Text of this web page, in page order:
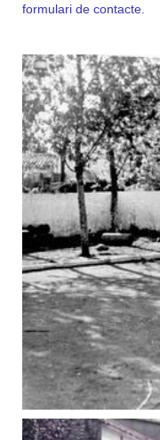
formulari de contacte